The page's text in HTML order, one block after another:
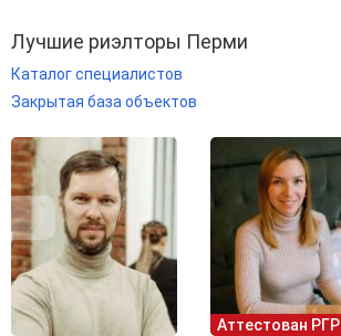
Лучшие риэлторы Перми
Каталог специалистов
Закрытая база объектов
Аттестован РГР